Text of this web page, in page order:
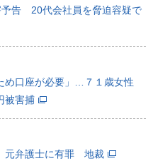
予告 20代会社員を脅迫容疑で
め口座が必要」…７１歳女性
被害捕
元弁護士に有罪 地裁